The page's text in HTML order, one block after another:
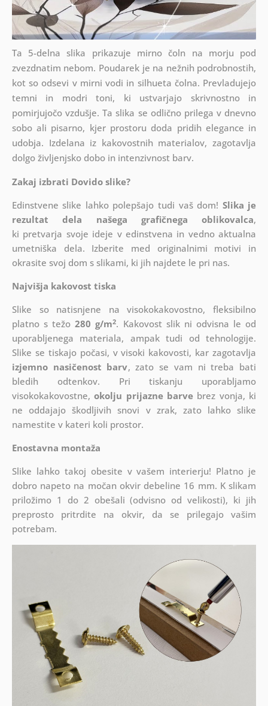
Ta 5-delna slika prikazuje mirno čoln na morju pod
zvezdnatim nebom. Poudarek je na nežnih podrobnostih,
kot so odsevi v mirni vodi in silhueta čolna. Prevladujejo
temni in modri toni, ki ustvarjajo skrivnostno in
pomirjujočo vzdušje. Ta slika se odlično prilega v dnevno
sobo ali pisarno, kjer prostoru doda pridih elegance in
udobja. Izdelana iz kakovostnih materialov, zagotavlja
dolgo življenjsko dobo in intenzivnost barv.
Zakaj izbrati Dovido slike?
Edinstvene slike lahko polepšajo tudi vaš dom! Slika je
rezultat dela našega grafičnega oblikovalca,
ki pretvarja svoje ideje v edinstvena in vedno aktualna
umetniška dela. Izberite med originalnimi motivi in
okrasite svoj dom s slikami, ki jih najdete le pri nas.
Najvišja kakovost tiska
Slike so natisnjene na visokokakovostno, fleksibilno
platno s težo280 g/m2. Kakovost slik ni odvisna le od
uporabljenega materiala, ampak tudi od tehnologije.
Slike se tiskajo počasi, v visoki kakovosti, kar zagotavlja
izjemno nasičenost barv, zato se vam ni treba bati
bledih odtenkov. Pri tiskanju uporabljamo
visokokakovostne,okolju prijazne barve brez vonja, ki
ne oddajajo škodljivih snovi v zrak, zato lahko slike
namestite v kateri koli prostor.
Enostavna montaža
Slike lahko takoj obesite v vašem interierju! Platno je
dobro napeto na močan okvir debeline 16 mm. K slikam
priložimo 1 do 2 obešali (odvisno od velikosti), ki jih
preprosto pritrdite na okvir, da se prilegajo vašim
potrebam.